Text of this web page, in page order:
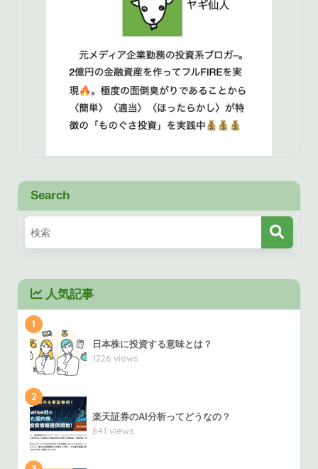
Search
人気記事
1
日本株に投資する意味とは？
1226 views
2
楽天証券のAI分析ってどうなの？
841 views